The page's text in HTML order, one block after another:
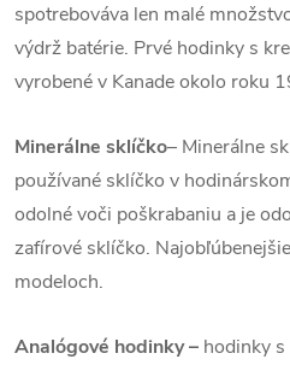
spotrebováva len malé
výdrž batérie. Prvé hodinky s
vyrobené v Kanade okolo roku
Minerálne sklíčko– Minerálne
používané sklíčko v
odolné voči poškrabaniu a je
zafírové sklíčko.
modeloch.
Analógové hodinky – hodinky